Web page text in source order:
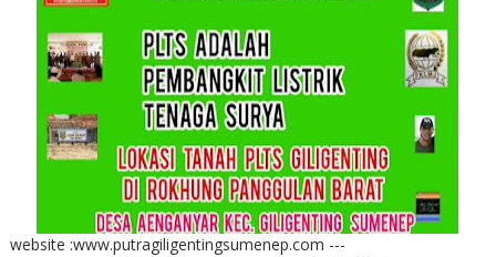
website :www.putragiligentingsumenep.com ---